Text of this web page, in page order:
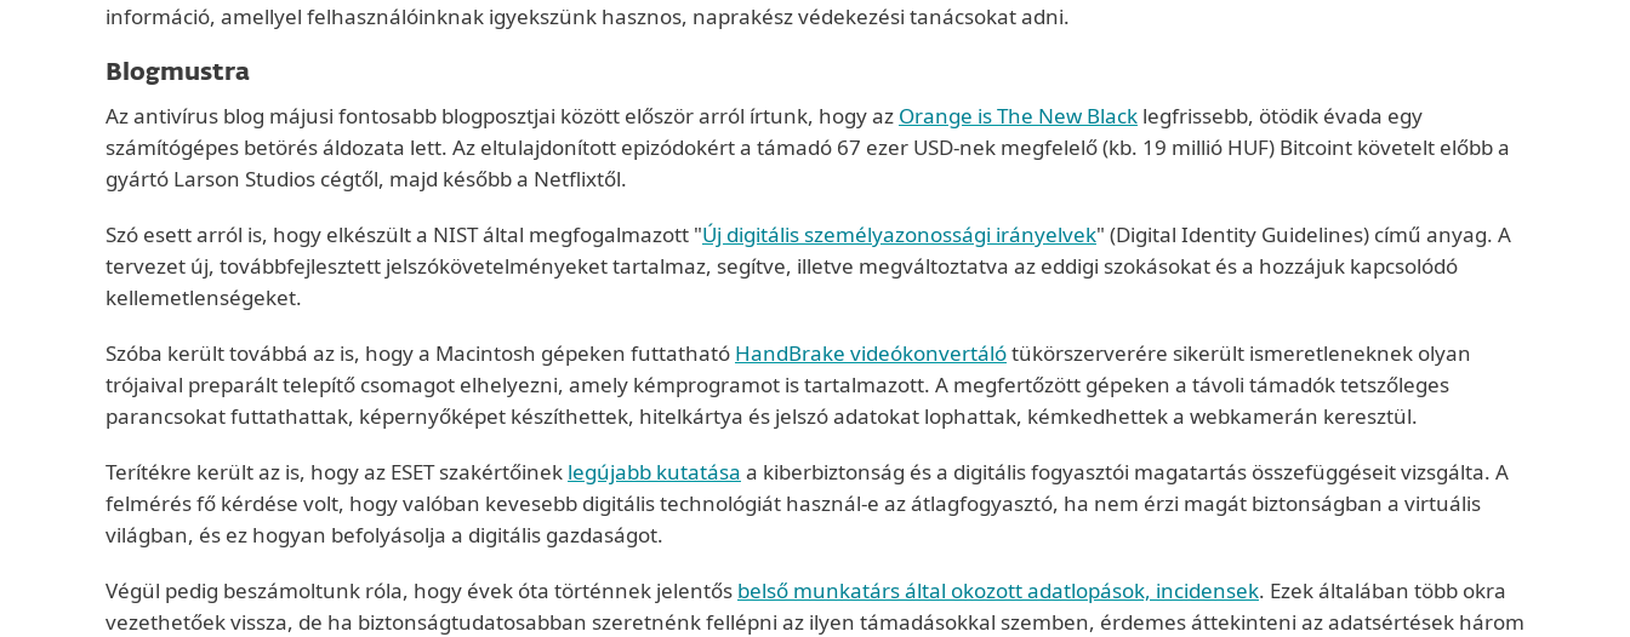
információ, amellyel felhasználóinknak igyekszünk hasznos, naprakész védekezési tanácsokat adni.
Blogmustra
Az antivírus blog májusi fontosabb blogposztjai között először arról írtunk, hogy az Orange is The New Black legfrissebb, ötödik évada egy
számítógépes betörés áldozata lett. Az eltulajdonított epizódokért a támadó 67 ezer USD-nek megfelelő (kb. 19 millió HUF) Bitcoint követelt előbb a
gyártó Larson Studios cégtől, majd később a Netflixtől.
Szó esett arról is, hogy elkészült a NIST által megfogalmazott "Új digitális személyazonossági irányelvek" (Digital Identity Guidelines) című anyag. A
tervezet új, továbbfejlesztett jelszókövetelményeket tartalmaz, segítve, illetve megváltoztatva az eddigi szokásokat és a hozzájuk kapcsolódó
kellemetlenségeket.
Szóba került továbbá az is, hogy a Macintosh gépeken futtatható HandBrake videókonvertálótükörszerverére sikerült ismeretleneknek olyan
trójaival preparált telepítő csomagot elhelyezni, amely kémprogramot is tartalmazott. A megfertőzött gépeken a távoli támadók tetszőleges
parancsokat futtathattak, képernyőképet készíthettek, hitelkártya és jelszó adatokat lophattak, kémkedhettek a webkamerán keresztül.
Terítékre került az is, hogy az ESET szakértőinek legújabb kutatása a kiberbiztonság és a digitális fogyasztói magatartás összefüggéseit vizsgálta. A
felmérés fő kérdése volt, hogy valóban kevesebb digitális technológiát használ-e az átlagfogyasztó, ha nem érzi magát biztonságban a virtuális
világban, és ez hogyan befolyásolja a digitális gazdaságot.
Végül pedig beszámoltunk róla, hogy évek óta történnek jelentős belső munkatárs által okozott adatlopások, incidensek. Ezek általában több okra
vezethetőek vissza, de ha biztonságtudatosabban szeretnénk fellépni az ilyen támadásokkal szemben, érdemes áttekinteni az adatsértések három